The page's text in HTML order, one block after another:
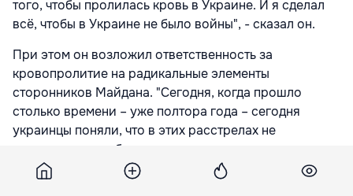
того, чтобы пролилась кровь в Украине. И я сделал
всё, чтобы в Украине не было войны", - сказал он.
При этом он возложил ответственность за
кровопролитие на радикальные элементы
сторонников Майдана. "Сегодня, когда прошло
столько времени – уже полтора года – сегодня
украинцы поняли, что в этих расстрелах не
заинтересована была власть и президент, а
заинтересованы были те… радикалы, те, я бы сказал,